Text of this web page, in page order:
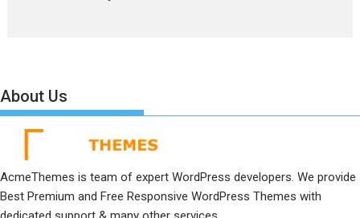
About Us
AcmeThemes is team of expert WordPress developers. We provide
Best Premium and Free Responsive WordPress Themes with